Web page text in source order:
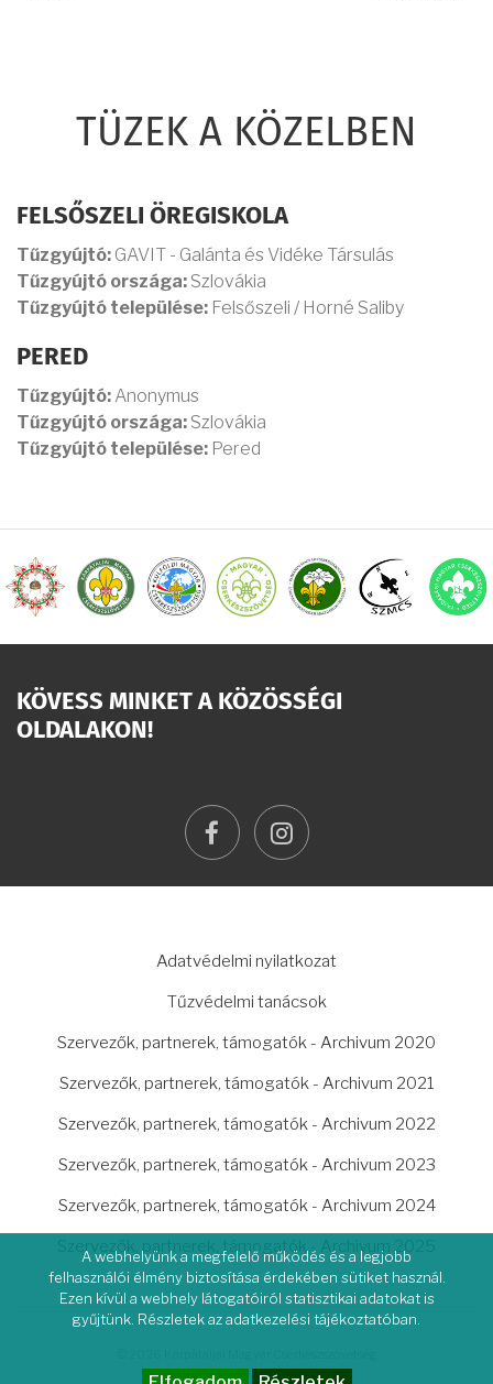
TÜZEK A KÖZELBEN
FELSŐSZELI ÖREGISKOLA
Tűzgyújtó: GAVIT - Galánta és Vidéke Társulás
Tűzgyújtó országa: Szlovákia
Tűzgyújtó települése: Felsőszeli / Horné Saliby
PERED
Tűzgyújtó: Anonymus
Tűzgyújtó országa: Szlovákia
Tűzgyújtó települése: Pered
KÖVESS MINKET A KÖZÖSSÉGI
OLDALAKON!
facebookinstagram
Adatvédelmi nyilatkozat
Tűzvédelmi tanácsok
Szervezők, partnerek, támogatók - Archivum 2020
Szervezők, partnerek, támogatók - Archivum 2021
Szervezők, partnerek, támogatók - Archivum 2022
Szervezők, partnerek, támogatók - Archivum 2023
Szervezők, partnerek, támogatók - Archivum 2024
Szervezők, partnerek, támogatók - Archivum 2025
A webhelyünk a megfelelő működés és a legjobb
felhasználói élmény biztosítása érdekében sütiket használ.
Ezen kívül a webhely látogatóiról statisztikai adatokat is
gyűjtünk. Részletek az adatkezelési tájékoztatóban.